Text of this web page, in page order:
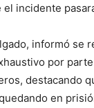
incidente
informó se
por
destacando
en